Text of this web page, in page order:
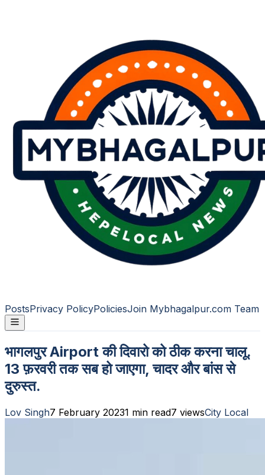
PostsPrivacy PolicyPoliciesJoin Mybhagalpur.com Team
भागलपुर Airport की दिवारो को ठीक करना चालू.
13 फ़रवरी तक सब हो जाएगा, चादर और बांस से
दुरुस्त.
Lov Singh7 February 20231 min read7 viewsCity Local